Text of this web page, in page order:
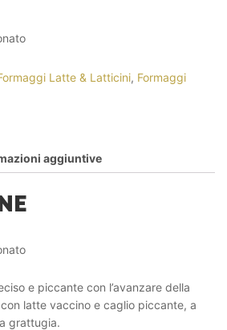
Latte & Latticini, Formaggi
aggiuntive
e piccante con l’avanzare della
latte vaccino e caglio piccante, a
grattugia.